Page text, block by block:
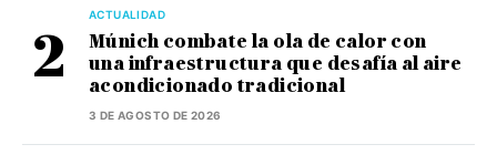
ACTUALIDAD
Múnich combate la ola de calor con
una infraestructura que desafía al aire
acondicionado tradicional
3 DE AGOSTO DE 2026